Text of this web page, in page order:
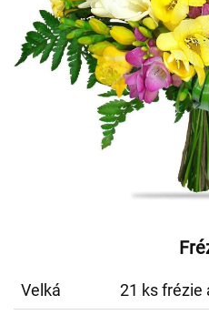
Velká
21 ks frézie